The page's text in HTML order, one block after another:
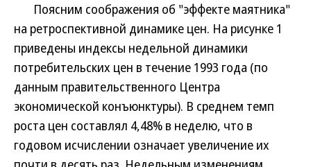
Поясним соображения об "эффекте маятника"
на ретроспективной динамике цен. На рисунке 1
приведены индексы недельной динамики
потребительских цен в течение 1993 года (по
данным правительственного Центра
экономической конъюнктуры). В среднем темп
роста цен составлял 4,48% в неделю, что в
годовом исчислении означает увеличение их